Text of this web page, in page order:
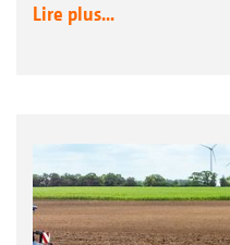
Lire plus...